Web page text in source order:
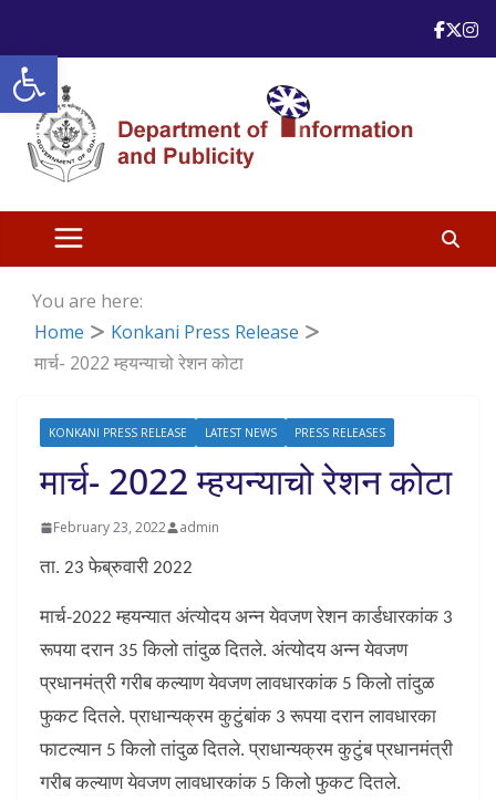
Open toolbar
content
You are here:
Home
Konkani Press Release
मार्च- 2022 म्हयन्याचो रेशन कोटा
KONKANI PRESS RELEASE LATEST NEWS PRESS RELEASES
मार्च- 2022 म्हयन्याचो रेशन कोटा
February 23, 2022 admin
ता. 23 फेब्रुवारी 2022
मार्च-2022 म्हयन्यात अंत्योदय अन्न येवजण रेशन कार्डधारकांक 3
रूपया दरान 35 किलो तांदुळ दितले. अंत्योदय अन्न येवजण
प्रधानमंत्री गरीब कल्याण येवजण लावधारकांक 5 किलो तांदुळ
फुकट दितले. प्राधान्यक्रम कुटुंबांक 3 रूपया दरान लावधारका
फाटल्यान 5 किलो तांदुळ दितले. प्राधान्यक्रम कुटुंब प्रधानमंत्री
गरीब कल्याण येवजण लावधारकांक 5 किलो फुकट दितले.